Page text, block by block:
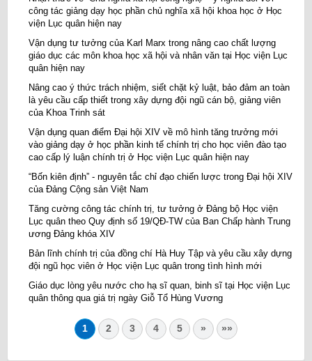
công tác giảng dạy học phần chủ nghĩa xã hội khoa học ở Học
viện Lục quân hiện nay
Vận dụng tư tưởng của Karl Marx trong nâng cao chất lượng
giáo dục các môn khoa học xã hội và nhân văn tại Học viện Lục
quân hiện nay
Nâng cao ý thức trách nhiệm, siết chặt kỷ luật, bảo đảm an toàn
là yêu cầu cấp thiết trong xây dựng đội ngũ cán bộ, giảng viên
của Khoa Trinh sát
Vận dụng quan điểm Đại hội XIV về mô hình tăng trưởng mới
vào giảng dạy ở học phần kinh tế chính trị cho học viên đào tạo
cao cấp lý luận chính trị ở Học viện Lục quân hiện nay
“Bốn kiên định” - nguyên tắc chỉ đạo chiến lược trong Đại hội XIV
của Đảng Cộng sản Việt Nam
Tăng cường công tác chính trị, tư tưởng ở Đảng bộ Học viện
Lục quân theo Quy định số 19/QĐ-TW của Ban Chấp hành Trung
ương Đảng khóa XIV
Bản lĩnh chính trị của đồng chí Hà Huy Tập và yêu cầu xây dựng
đội ngũ học viên ở Học viện Lục quân trong tình hình mới
Giáo dục lòng yêu nước cho hạ sĩ quan, binh sĩ tại Học viện Lục
quân thông qua giá trị ngày Giỗ Tổ Hùng Vương
1 2 3 4 5 » »»